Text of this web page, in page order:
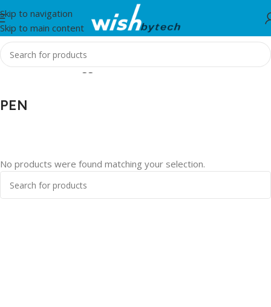
Skip to navigation
Skip to main content
Home/Products tagged “PEN”
PEN
No products were found matching your selection.